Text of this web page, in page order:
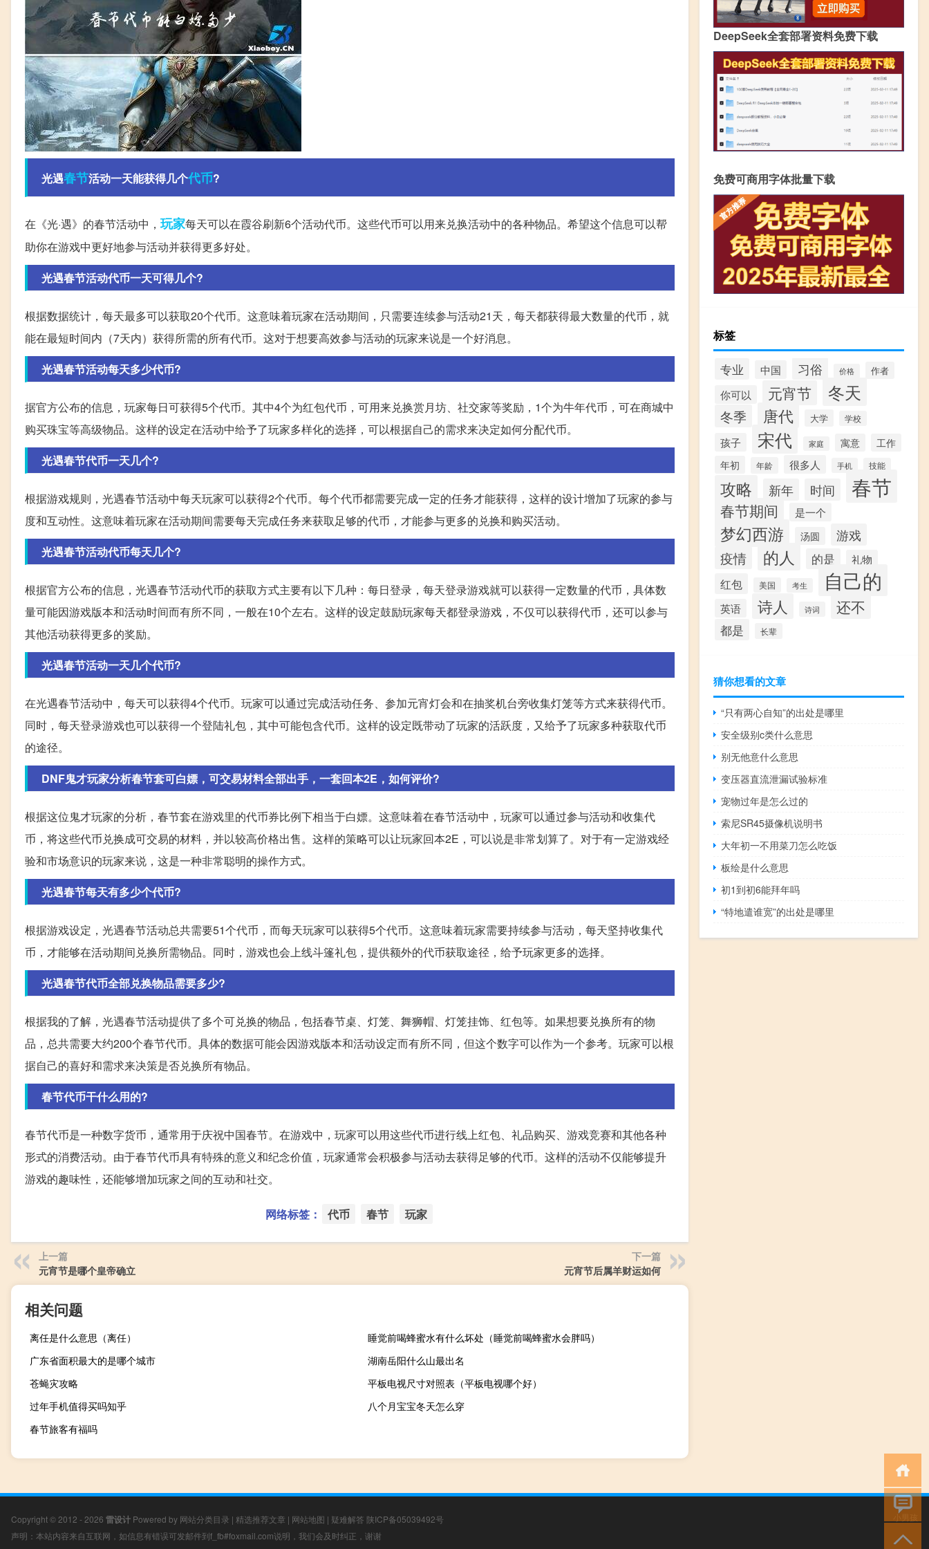
光遇春节活动一天能获得几个代币?
在《光·遇》的春节活动中， 玩家每天可以在霞谷刷新6个活动代币。这些代币可以用来兑换活动中的各种物品。希望这个信息可以帮
助你在游戏中更好地参与活动并获得更多好处。
光遇春节活动代币一天可得几个?
根据数据统计，每天最多可以获取20个代币。这意味着玩家在活动期间，只需要连续参与活动21天，每天都获得最大数量的代币，就
能在最短时间内（7天内）获得所需的所有代币。这对于想要高效参与活动的玩家来说是一个好消息。
光遇春节活动每天多少代币?
据官方公布的信息，玩家每日可获得5个代币。其中4个为红包代币，可用来兑换赏月坊、社交家等奖励，1个为牛年代币，可在商城中
购买珠宝等高级物品。这样的设定在活动中给予了玩家多样化的选择，可以根据自己的需求来决定如何分配代币。
光遇春节代币一天几个?
根据游戏规则，光遇春节活动中每天玩家可以获得2个代币。每个代币都需要完成一定的任务才能获得，这样的设计增加了玩家的参与
度和互动性。这意味着玩家在活动期间需要每天完成任务来获取足够的代币，才能参与更多的兑换和购买活动。
光遇春节活动代币每天几个?
根据官方公布的信息，光遇春节活动代币的获取方式主要有以下几种：每日登录，每天登录游戏就可以获得一定数量的代币，具体数
量可能因游戏版本和活动时间而有所不同，一般在10个左右。这样的设定鼓励玩家每天都登录游戏，不仅可以获得代币，还可以参与
其他活动获得更多的奖励。
光遇春节活动一天几个代币?
在光遇春节活动中，每天可以获得4个代币。玩家可以通过完成活动任务、参加元宵灯会和在抽奖机台旁收集灯笼等方式来获得代币。
同时，每天登录游戏也可以获得一个登陆礼包，其中可能包含代币。这样的设定既带动了玩家的活跃度，又给予了玩家多种获取代币
的途径。
DNF鬼才玩家分析春节套可白嫖，可交易材料全部出手，一套回本2E，如何评价?
根据这位鬼才玩家的分析，春节套在游戏里的代币券比例下相当于白嫖。这意味着在春节活动中，玩家可以通过参与活动和收集代
币，将这些代币兑换成可交易的材料，并以较高价格出售。这样的策略可以让玩家回本2E，可以说是非常划算了。对于有一定游戏经
验和市场意识的玩家来说，这是一种非常聪明的操作方式。
光遇春节每天有多少个代币?
根据游戏设定，光遇春节活动总共需要51个代币，而每天玩家可以获得5个代币。这意味着玩家需要持续参与活动，每天坚持收集代
币，才能够在活动期间兑换所需物品。同时，游戏也会上线斗篷礼包，提供额外的代币获取途径，给予玩家更多的选择。
光遇春节代币全部兑换物品需要多少?
根据我的了解，光遇春节活动提供了多个可兑换的物品，包括春节桌、灯笼、舞狮帽、灯笼挂饰、红包等。如果想要兑换所有的物
品，总共需要大约200个春节代币。具体的数据可能会因游戏版本和活动设定而有所不同，但这个数字可以作为一个参考。玩家可以根
据自己的喜好和需求来决策是否兑换所有物品。
春节代币干什么用的?
春节代币是一种数字货币，通常用于庆祝中国春节。在游戏中，玩家可以用这些代币进行线上红包、礼品购买、游戏竞赛和其他各种
形式的消费活动。由于春节代币具有特殊的意义和纪念价值，玩家通常会积极参与活动去获得足够的代币。这样的活动不仅能够提升
游戏的趣味性，还能够增加玩家之间的互动和社交。
网络标签： 代币 春节 玩家
上一篇
元宵节是哪个皇帝确立
下一篇
元宵节后属羊财运如何
相关问题
离任是什么意思（离任）
睡觉前喝蜂蜜水有什么坏处（睡觉前喝蜂蜜水会胖吗）
广东省面积最大的是哪个城市
湖南岳阳什么山最出名
苍蝇灾攻略
平板电视尺寸对照表（平板电视哪个好）
过年手机值得买吗知乎
八个月宝宝冬天怎么穿
春节旅客有福吗
DeepSeek全套部署资料免费下载
免费可商用字体批量下载
标签
专业 中国 习俗 价格 作者
你可以 元宵节 冬天
冬季 唐代 大学 学校
孩子 宋代 家庭 寓意
工作
年初
年龄 很多人 手机 技能
攻略 新年 时间 春节
春节期间 是一个
梦幻西游 汤圆 游戏
疫情 的人 的是 礼物
红包 美国 考生 自己的
英语 诗人 诗词 还不
都是 长辈
猜你想看的文章
“只有两心自知”的出处是哪里
安全级别c类什么意思
别无他意什么意思
变压器直流泄漏试验标准
宠物过年是怎么过的
索尼SR45摄像机说明书
大年初一不用菜刀怎么吃饭
板绘是什么意思
初1到初6能拜年吗
“特地遣谁宽”的出处是哪里
Copyright © 2012 - 2026 雷设计 Powered by 网站分类目录 | 精选推荐文章 | 网站地图 | 疑难解答 陕ICP备05039492号
声明：本站内容来自互联网，如信息有错误可发邮件到f_fb#foxmail.com说明，我们会及时纠正，谢谢
小男孩